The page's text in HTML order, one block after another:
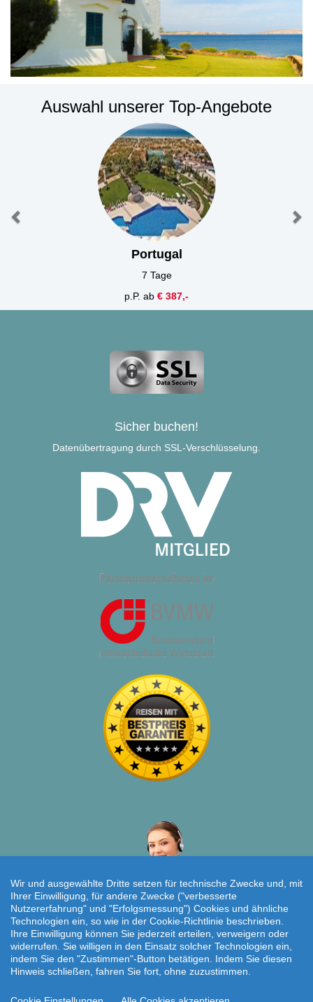
Auswahl unserer Top-Angebote
Portugal
7 Tage
p.P. ab € 387,-
Sicher buchen!
Datenübertragung durch SSL-Verschlüsselung.
Individuelle Reiseanfrage!
Travelcheck © 2026
Startseite|AGB|Kontakt|Impressum
|Datenschutz
Wir und ausgewählte Dritte setzen für technische Zwecke und, mit
Ihrer Einwilligung, für andere Zwecke ("verbesserte
Nutzererfahrung" und "Erfolgsmessung") Cookies und ähnliche
Technologien ein, so wie in der Cookie-Richtlinie beschrieben.
Ihre Einwilligung können Sie jederzeit erteilen, verweigern oder
widerrufen. Sie willigen in den Einsatz solcher Technologien ein,
indem Sie den "Zustimmen"-Button betätigen. Indem Sie diesen
Hinweis schließen, fahren Sie fort, ohne zuzustimmen.